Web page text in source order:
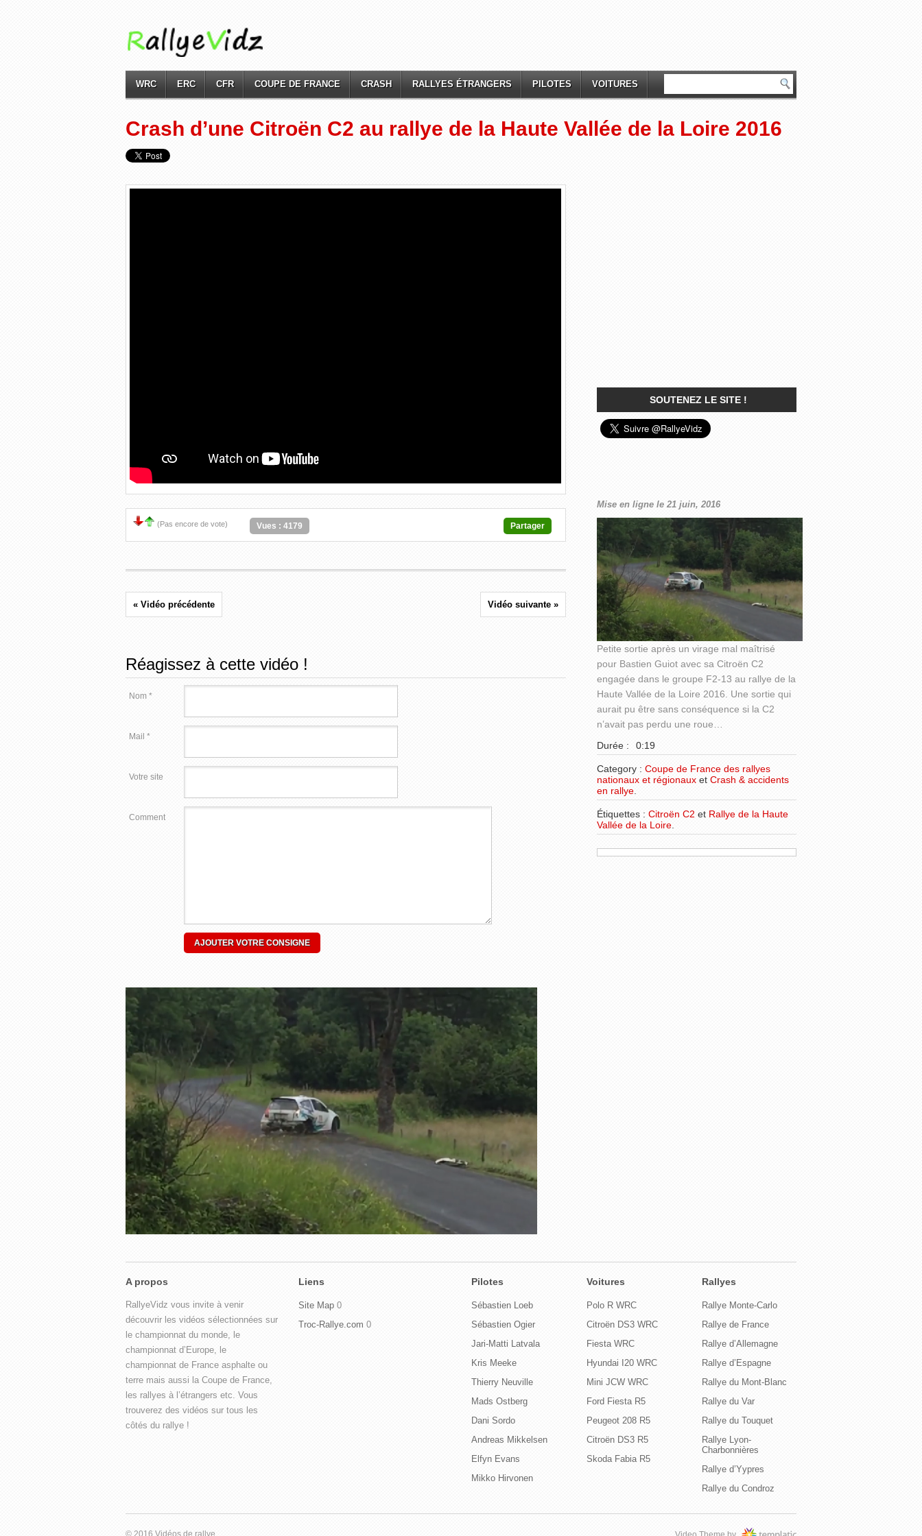
WRC ERC CFR COUPE DE FRANCE CRASH RALLYES ÉTRANGERS PILOTES VOITURES
Crash d’une Citroën C2 au rallye de la Haute Vallée de la Loire 2016
(Pas encore de vote) Vues : 4179 Partager
« Vidéo précédente Vidéo suivante »
Réagissez à cette vidéo !
Nom *
Mail *
Votre site
Comment
SOUTENEZ LE SITE !
Mise en ligne le 21 juin, 2016
Petite sortie après un virage mal maîtrisé
pour Bastien Guiot avec sa Citroën C2
engagée dans le groupe F2-13 au rallye de la
Haute Vallée de la Loire 2016. Une sortie qui
aurait pu être sans conséquence si la C2
n’avait pas perdu une roue…
Durée :
0:19
Category : Coupe de France des rallyes
nationaux et régionaux et Crash & accidents
en rallye
Étiquettes : Citroën C2 et Rallye de la Haute
Vallée de la Loire
A propos
RallyeVidz vous invite à venir
découvrir les vidéos sélectionnées sur
le championnat du monde, le
championnat d’Europe, le
championnat de France asphalte ou
terre mais aussi la Coupe de France,
les rallyes à l’étrangers etc. Vous
trouverez des vidéos sur tous les
côtés du rallye !
Liens
Site Map 0
Troc-Rallye.com 0
Pilotes
Sébastien Loeb
Sébastien Ogier
Jari-Matti Latvala
Kris Meeke
Thierry Neuville
Mads Ostberg
Dani Sordo
Andreas Mikkelsen
Elfyn Evans
Mikko Hirvonen
Voitures
Polo R WRC
Citroën DS3 WRC
Fiesta WRC
Hyundai I20 WRC
Mini JCW WRC
Ford Fiesta R5
Peugeot 208 R5
Citroën DS3 R5
Skoda Fabia R5
Rallyes
Rallye Monte-Carlo
Rallye de France
Rallye d’Allemagne
Rallye d’Espagne
Rallye du Mont-Blanc
Rallye du Var
Rallye du Touquet
Rallye Lyon-
Charbonnières
Rallye d’Yypres
Rallye du Condroz
© 2016 Vidéos de rallye